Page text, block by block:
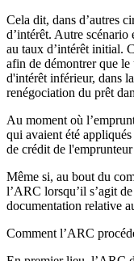
Cela dit, dans d’autres
d’intérêt. Autre scénario
au taux d’intérêt initial.
afin de démontrer que
d'intérêt inférieur, dans
renégociation du prêt
Au moment où
qui avaient été
de crédit de
Même si, au bout du
l’ARC lorsqu’il s’agit
documentation relative
Comment l’ARC